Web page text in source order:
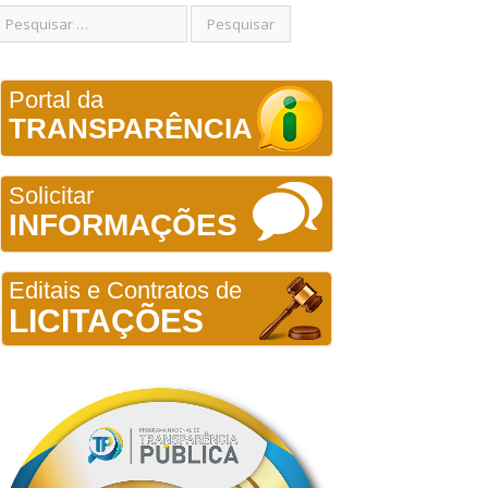
Portal da
TRANSPARÊNCIA
Solicitar
INFORMAÇÕES
Editais e Contratos de
LICITAÇÕES